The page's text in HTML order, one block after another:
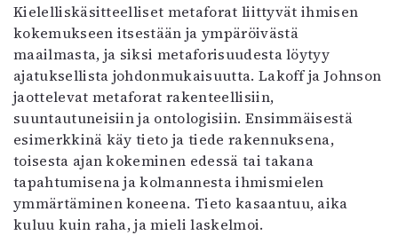
Kielelliskäsitteelliset metaforat liittyvät ihmisen
kokemukseen itsestään ja ympäröivästä
maailmasta, ja siksi metaforisuudesta löytyy
ajatuksellista johdonmukaisuutta. Lakoff ja Johnson
jaottelevat metaforat rakenteellisiin,
suuntautuneisiin ja ontologisiin. Ensimmäisestä
esimerkkinä käy tieto ja tiede rakennuksena,
toisesta ajan kokeminen edessä tai takana
tapahtumisena ja kolmannesta ihmismielen
ymmärtäminen koneena. Tieto kasaantuu, aika
kuluu kuin raha, ja mieli laskelmoi.